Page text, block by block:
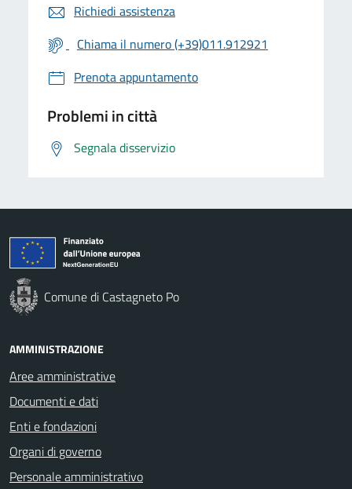
Richiedi assistenza
Chiama il numero (+39)011.912921
Prenota appuntamento
Problemi in città
Segnala disservizio
Comune di Castagneto Po
AMMINISTRAZIONE
Aree amministrative
Documenti e dati
Enti e fondazioni
Organi di governo
Personale amministrativo